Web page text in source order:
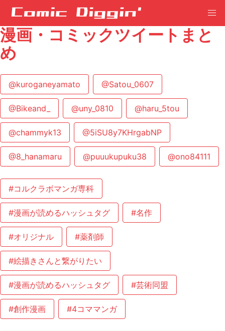
漫画・コミックツイートまと
め
@kuroganeyamato @Satou_0607
@Bikeand_ @uny_0810 @haru_5tou
@chammyk13 @5iSU8y7KHrgabNP
@8_hanamaru @puuukupuku38 @ono84111
#コルクラボマンガ専科
#漫画が読めるハッシュタグ #名作
#オリジナル #薬剤師
#絵描きさんと繋がりたい
#漫画が読めるハッシュタグ #芸術同盟
#創作漫画 #4コママンガ